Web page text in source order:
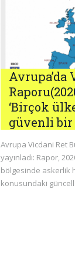
Avrupa’da
‘Birçok
güvenli bir
Avrupa Vicdani Ret
yayınladı: Rapor,
bölgesinde askerlik
konusundaki